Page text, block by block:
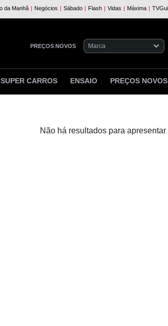
PREÇOS NOVOS
SUPER CARROS ENSAIO PREÇOS NOVOS
Não há resultados para apresentar